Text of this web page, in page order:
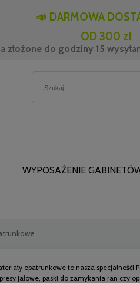
📣 DARMOWA
OD 300 zł
złożone do godziny 15
WYPOSAŻENIE
opatrunkowe to nasza
jałowe, paski do zamykania ran czy